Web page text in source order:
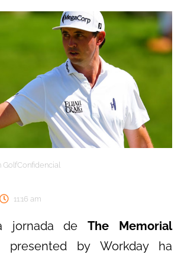
GolfConfidencial
11:16 am
jornada deThe Memorial
presented by Workday ha